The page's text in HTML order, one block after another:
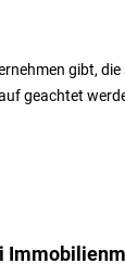
gibt,
geachtet